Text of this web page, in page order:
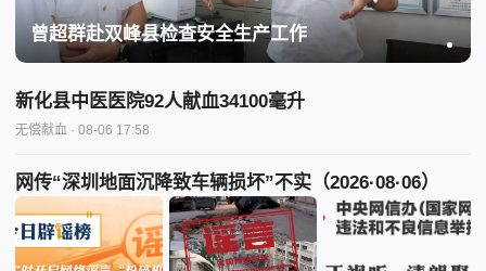
曾超群赴双峰县检查安全生产工作
新化县中医医院92人献血34100毫升
无偿献血 · 08-06 17:58
网传“深圳地面沉降致车辆损坏”不实（2026·08·06）